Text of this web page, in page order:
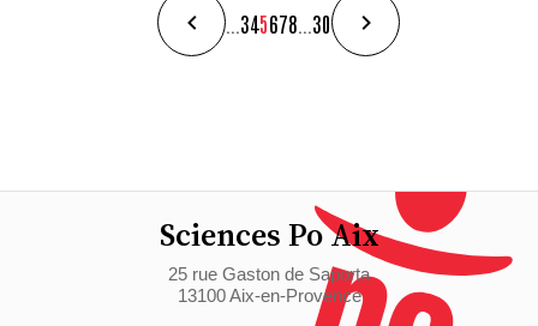
345678 30
Sciences Po Aix
25 rue Gaston de Saporta
13100 Aix-en-Provence